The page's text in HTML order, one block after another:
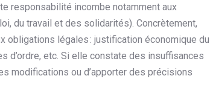
responsabilité incombe notamment aux
du travail et des solidarités). Concrètement,
obligations légales : justification économique du
d’ordre, etc. Si elle constate des insuffisances
modifications ou d’apporter des précisions